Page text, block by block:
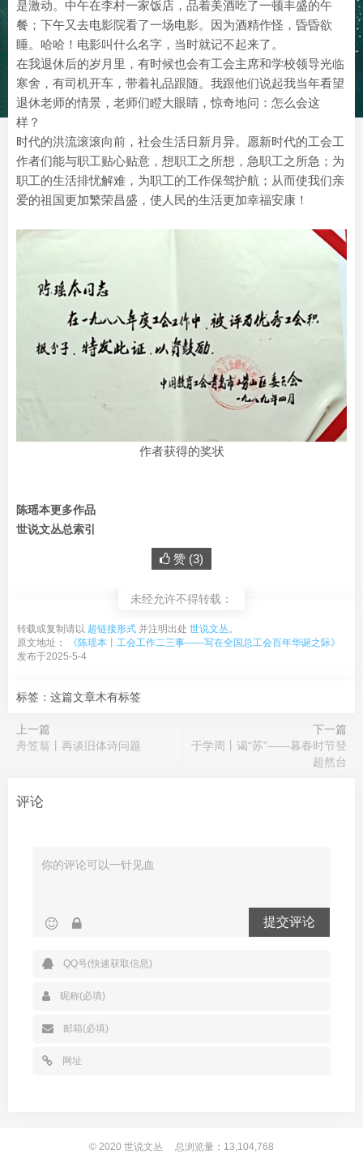
是激动。中午在李村一家饭店，品着美酒吃了一顿丰盛的午
餐；下午又去电影院看了一场电影。因为酒精作怪，昏昏欲
睡。哈哈！电影叫什么名字，当时就记不起来了。
在我退休后的岁月里，有时候也会有工会主席和学校领导光临
寒舍，有司机开车，带着礼品跟随。我跟他们说起我当年看望
退休老师的情景，老师们瞪大眼睛，惊奇地问：怎么会这
样？
时代的洪流滚滚向前，社会生活日新月异。愿新时代的工会工
作者们能与职工贴心贴意，想职工之所想，急职工之所急；为
职工的生活排忧解难，为职工的工作保驾护航；从而使我们亲
爱的祖国更加繁荣昌盛，使人民的生活更加幸福安康！
作者获得的奖状
陈瑶本更多作品
世说文丛总索引
赞 (3)
未经允许不得转载：
转载或复制请以 超链接形式 并注明出处 世说文丛。
原文地址：
《陈瑶本丨工会工作二三事——写在全国总工会百年华诞之际》
发布于2025-5-4
标签：这篇文章木有标签
上一篇
舟笠翁丨再谈旧体诗问题
下一篇
于学周丨谒“苏”——暮春时节登
超然台
评论
提交评论
© 2020 世说文丛 总浏览量：13,104,768